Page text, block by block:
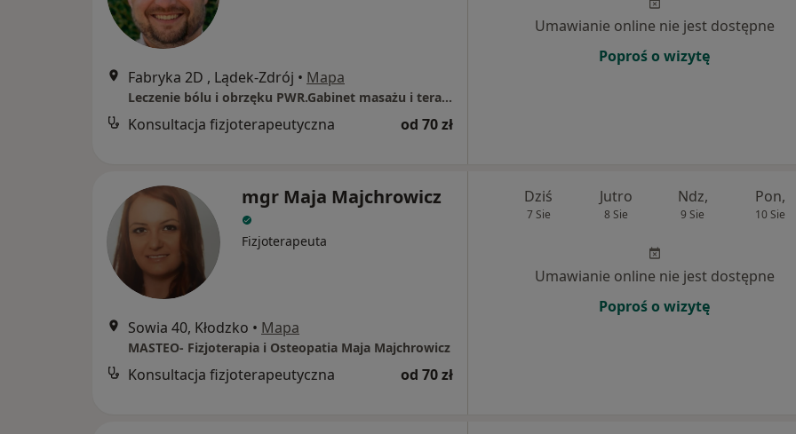
Fabryka 2D , Lądek-Zdrój • Mapa
Leczenie bólu i obrzęku PWR.Gabinet masażu i terapii manualnej
Konsultacja fizjoterapeutyczna od 70 zł
Umawianie online nie jest dostępne
Poproś o wizytę
mgr Maja Majchrowicz
Fizjoterapeuta
Sowia 40, Kłodzko • Mapa
MASTEO- Fizjoterapia i Osteopatia Maja Majchrowicz
Konsultacja fizjoterapeutyczna od 70 zł
Dziś
7 Sie
Jutro
8 Sie
Ndz,
9 Sie
Pon,
10 Sie
Umawianie online nie jest dostępne
Poproś o wizytę